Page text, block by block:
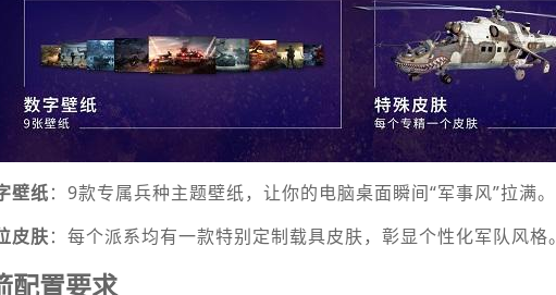
壁纸：9款专属兵种主题壁纸，让你的电脑桌面瞬间“军事风”拉满。
皮肤：每个派系均有一款特别定制载具皮肤，彰显个性化军队风格。
配置要求